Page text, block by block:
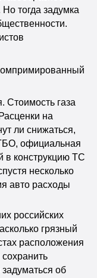
тогда задумка
Стоимость газа
на
ли снижаться,
официальная
в конструкцию ТС
несколько
авто расходы
российских
грязный
расположения
об